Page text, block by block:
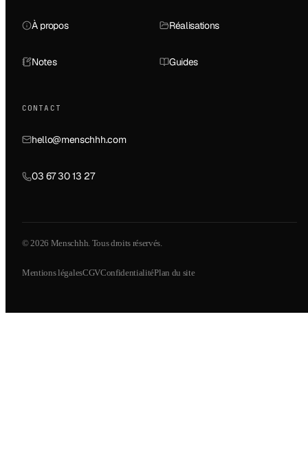
À propos Réalisations
Notes Guides
CONTACT
hello@menschhh.com
03 67 30 13 27
© 2026 Menschhh. Tous droits réservés.
Mentions légalesCGVConfidentialitéPlan du site